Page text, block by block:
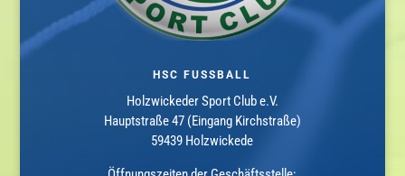
HSC FUSSBALL
Holzwickeder Sport Club e.V.
Hauptstraße 47 (Eingang Kirchstraße)
59439 Holzwickede